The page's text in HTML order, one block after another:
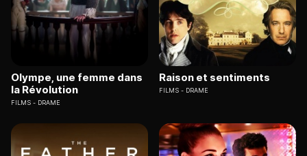
Olympe, une femme dans
la Révolution
FILMS DRAME
Raison et sentiments
FILMS DRAME